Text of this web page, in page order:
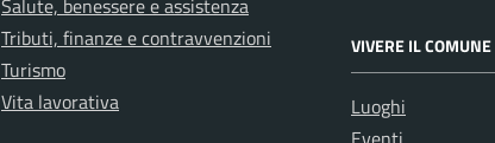
Tributi, finanze e contravvenzioni
Turismo
Vita lavorativa
VIVERE IL COMUNE
Luoghi